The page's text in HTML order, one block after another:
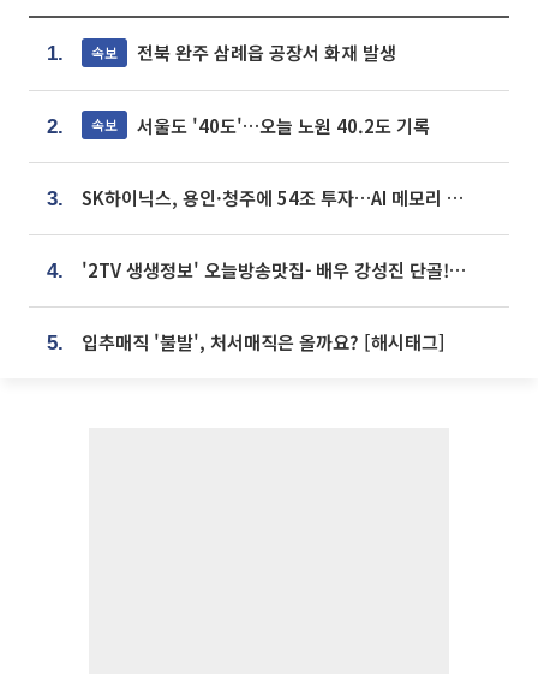
1. 속보 전북 완주 삼례읍 공장서 화재 발생
2. 속보 서울도 '40도'…오늘 노원 40.2도 기록
3. SK하이닉스, 용인·청주에 54조 투자…AI 메모리 생산기지 키운다
4. '2TV 생생정보' 오늘방송맛집- 배우 강성진 단골! 쌀국수ㆍ푸팟퐁 커리 맛집 '블○○○'
5. 입추매직 '불발', 처서매직은 올까요? [해시태그]